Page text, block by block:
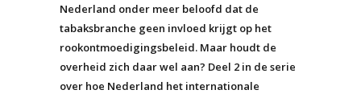
Nederland onder meer beloofd dat de
tabaksbranche geen invloed krijgt op het
rookontmoedigingsbeleid. Maar houdt de
overheid zich daar wel aan? Deel 2 in de serie
over hoe Nederland het internationale